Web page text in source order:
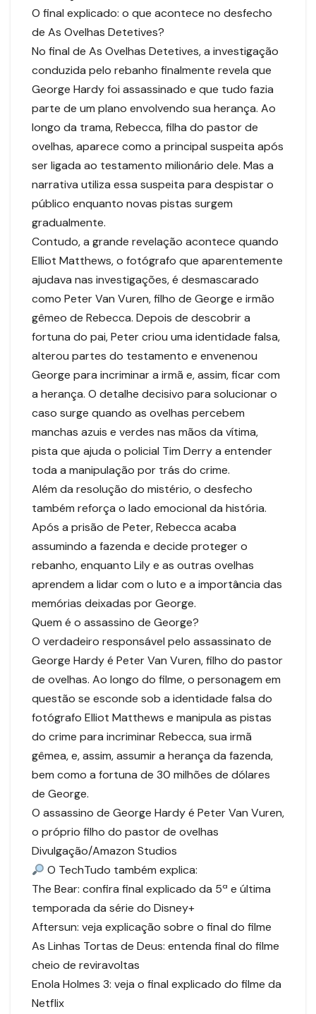
O final explicado: o que acontece no desfecho
de As Ovelhas Detetives?
No final de As Ovelhas Detetives, a investigação
conduzida pelo rebanho finalmente revela que
George Hardy foi assassinado e que tudo fazia
parte de um plano envolvendo sua herança. Ao
longo da trama, Rebecca, filha do pastor de
ovelhas, aparece como a principal suspeita após
ser ligada ao testamento milionário dele. Mas a
narrativa utiliza essa suspeita para despistar o
público enquanto novas pistas surgem
gradualmente.
Contudo, a grande revelação acontece quando
Elliot Matthews, o fotógrafo que aparentemente
ajudava nas investigações, é desmascarado
como Peter Van Vuren, filho de George e irmão
gêmeo de Rebecca. Depois de descobrir a
fortuna do pai, Peter criou uma identidade falsa,
alterou partes do testamento e envenenou
George para incriminar a irmã e, assim, ficar com
a herança. O detalhe decisivo para solucionar o
caso surge quando as ovelhas percebem
manchas azuis e verdes nas mãos da vítima,
pista que ajuda o policial Tim Derry a entender
toda a manipulação por trás do crime.
Além da resolução do mistério, o desfecho
também reforça o lado emocional da história.
Após a prisão de Peter, Rebecca acaba
assumindo a fazenda e decide proteger o
rebanho, enquanto Lily e as outras ovelhas
aprendem a lidar com o luto e a importância das
memórias deixadas por George.
Quem é o assassino de George?
O verdadeiro responsável pelo assassinato de
George Hardy é Peter Van Vuren, filho do pastor
de ovelhas. Ao longo do filme, o personagem em
questão se esconde sob a identidade falsa do
fotógrafo Elliot Matthews e manipula as pistas
do crime para incriminar Rebecca, sua irmã
gêmea, e, assim, assumir a herança da fazenda,
bem como a fortuna de 30 milhões de dólares
de George.
O assassino de George Hardy é Peter Van Vuren,
o próprio filho do pastor de ovelhas
Divulgação/Amazon Studios
O TechTudo também explica:
The Bear: confira final explicado da 5ª e última
temporada da série do Disney+
Aftersun: veja explicação sobre o final do filme
As Linhas Tortas de Deus: entenda final do filme
cheio de reviravoltas
Enola Holmes 3: veja o final explicado do filme da
Netflix